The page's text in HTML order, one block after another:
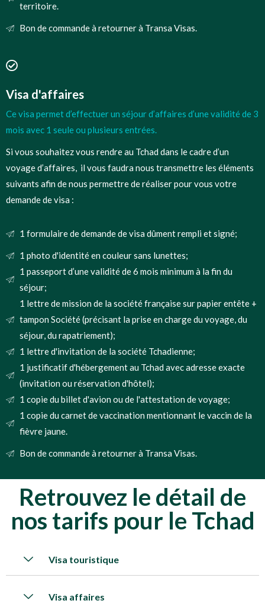
territoire.
Bon de commande à retourner à Transa Visas.
Visa d'affaires
Ce visa permet d’effectuer un séjour d’affaires d’une validité de 3
mois avec 1 seule ou plusieurs entrées.
Si vous souhaitez vous rendre au Tchad dans le cadre d’un
voyage d’affaires, il vous faudra nous transmettre les éléments
suivants afin de nous permettre de réaliser pour vous votre
demande de visa :
1 formulaire de demande de visa dûment rempli et signé;
1 photo d'identité en couleur sans lunettes;
1 passeport d’une validité de 6 mois minimum à la fin du
séjour;
1 lettre de mission de la société française sur papier entête +
tampon Société (précisant la prise en charge du voyage, du
séjour, du rapatriement);
1 lettre d'invitation de la société Tchadienne;
1 justificatif d'hébergement au Tchad avec adresse exacte
(invitation ou réservation d'hôtel);
1 copie du billet d'avion ou de l'attestation de voyage;
1 copie du carnet de vaccination mentionnant le vaccin de la
fièvre jaune.
Bon de commande à retourner à Transa Visas.
Retrouvez le détail de
nos tarifs pour le Tchad
Visa touristique
Visa affaires